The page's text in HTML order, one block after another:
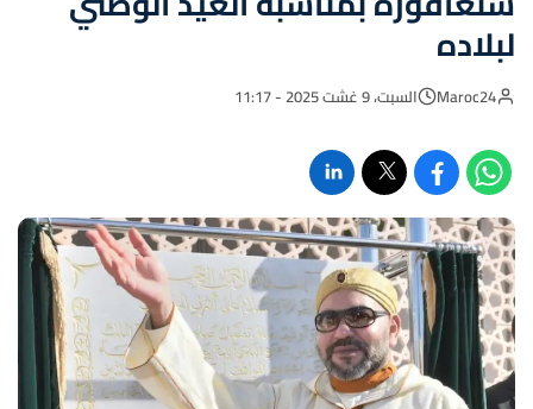
لبلاده
Maroc24 السبت، 9 غشت 2025 - 11:17